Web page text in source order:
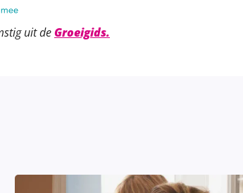
uit deGroeigids.